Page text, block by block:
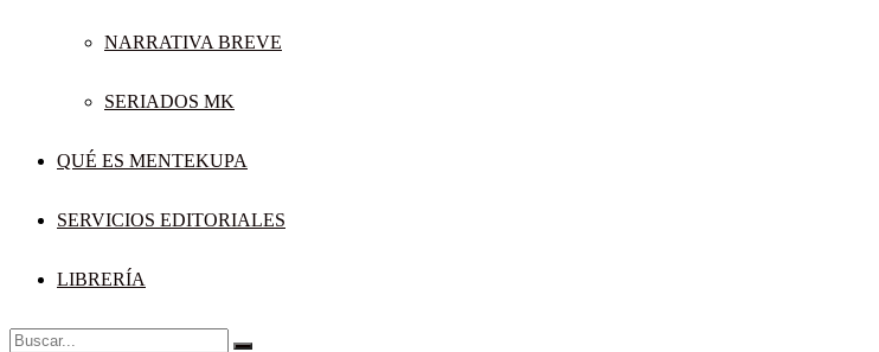
NARRATIVA BREVE
SERIADOS MK
QUÉ ES MENTEKUPA
SERVICIOS EDITORIALES
LIBRERÍA